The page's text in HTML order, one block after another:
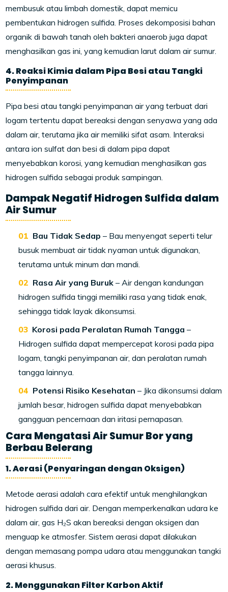
membusuk atau limbah domestik, dapat memicu
pembentukan hidrogen sulfida. Proses dekomposisi bahan
organik di bawah tanah oleh bakteri anaerob juga dapat
menghasilkan gas ini, yang kemudian larut dalam air sumur.
4. Reaksi Kimia dalam Pipa Besi atau Tangki
Penyimpanan
Pipa besi atau tangki penyimpanan air yang terbuat dari
logam tertentu dapat bereaksi dengan senyawa yang ada
dalam air, terutama jika air memiliki sifat asam. Interaksi
antara ion sulfat dan besi di dalam pipa dapat
menyebabkan korosi, yang kemudian menghasilkan gas
hidrogen sulfida sebagai produk sampingan.
Dampak Negatif Hidrogen Sulfida dalam
Air Sumur
Bau Tidak Sedap – Bau menyengat seperti telur
busuk membuat air tidak nyaman untuk digunakan,
terutama untuk minum dan mandi.
Rasa Air yang Buruk – Air dengan kandungan
hidrogen sulfida tinggi memiliki rasa yang tidak enak,
sehingga tidak layak dikonsumsi.
Korosi pada Peralatan Rumah Tangga –
Hidrogen sulfida dapat mempercepat korosi pada pipa
logam, tangki penyimpanan air, dan peralatan rumah
tangga lainnya.
Potensi Risiko Kesehatan – Jika dikonsumsi dalam
jumlah besar, hidrogen sulfida dapat menyebabkan
gangguan pencernaan dan iritasi pernapasan.
Cara Mengatasi Air Sumur Bor yang
Berbau Belerang
1. Aerasi (Penyaringan dengan Oksigen)
Metode aerasi adalah cara efektif untuk menghilangkan
hidrogen sulfida dari air. Dengan memperkenalkan udara ke
dalam air, gas H₂S akan bereaksi dengan oksigen dan
menguap ke atmosfer. Sistem aerasi dapat dilakukan
dengan memasang pompa udara atau menggunakan tangki
aerasi khusus.
2. Menggunakan Filter Karbon Aktif